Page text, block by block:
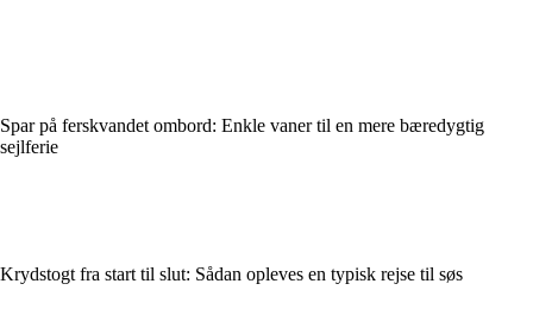
Spar på ferskvandet ombord: Enkle vaner til en mere bæredygtig
sejlferie
Krydstogt fra start til slut: Sådan opleves en typisk rejse til søs